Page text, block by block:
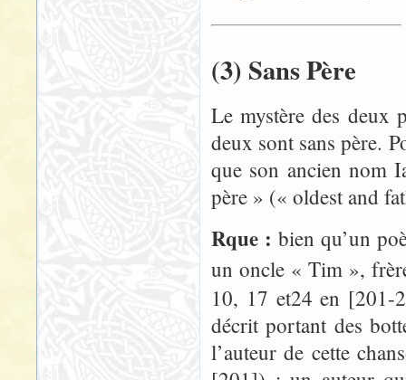
(3) Sans Père
Le mystère des deux
deux sont sans père.
que son ancien nom
père » (« oldest and
Rque : bien qu’un
un oncle « Tim »,
10, 17 et24 en [201-
décrit portant des
l’auteur de cette